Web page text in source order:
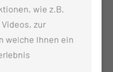
ct.de
wie z.B.
zur
welche Ihnen ein